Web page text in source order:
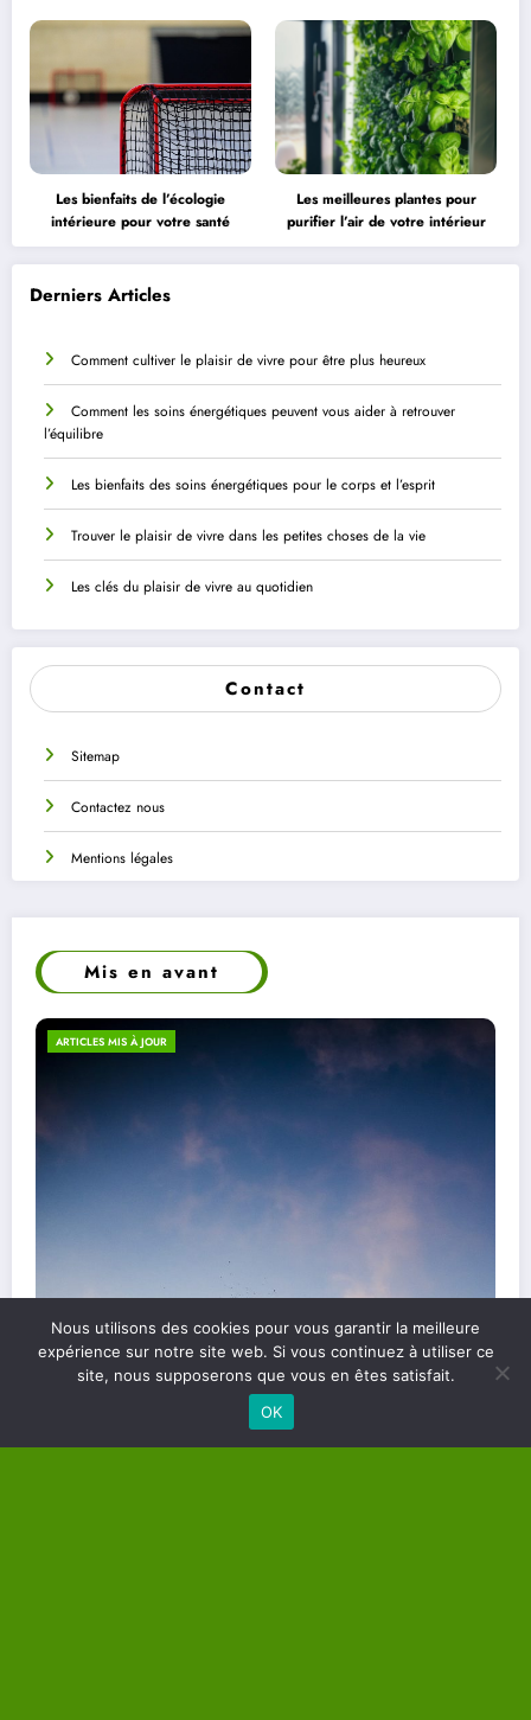
Les bienfaits de l’écologie
intérieure pour votre santé
Les meilleures plantes pour
purifier l’air de votre intérieur
Derniers Articles
Comment cultiver le plaisir de vivre pour être plus heureux
Comment les soins énergétiques peuvent vous aider à retrouver
l’équilibre
Les bienfaits des soins énergétiques pour le corps et l’esprit
Trouver le plaisir de vivre dans les petites choses de la vie
Les clés du plaisir de vivre au quotidien
Contact
Sitemap
Contactez nous
Mentions légales
Mis en avant
ECO-RESPONSABILITÉ
Les différents types de soins énergétiques et
comment les choisir
Nous utilisons des cookies pour vous garantir la meilleure
expérience sur notre site web. Si vous continuez à utiliser ce
site, nous supposerons que vous en êtes satisfait.
OK